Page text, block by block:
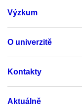
Výzkum
O univerzitě
Kontakty
Aktuálně